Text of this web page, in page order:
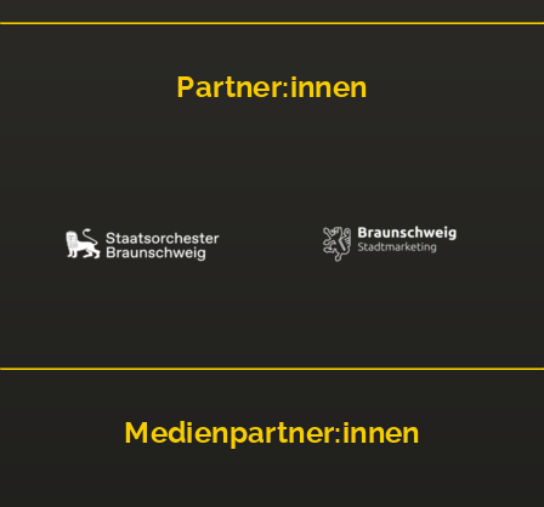
Partner:innen
Medienpartner:innen